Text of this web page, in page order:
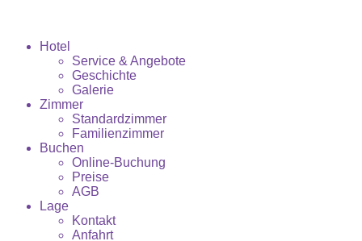
Hotel
Service & Angebote
Geschichte
Galerie
Zimmer
Standardzimmer
Familienzimmer
Buchen
Online-Buchung
Preise
AGB
Lage
Kontakt
Anfahrt